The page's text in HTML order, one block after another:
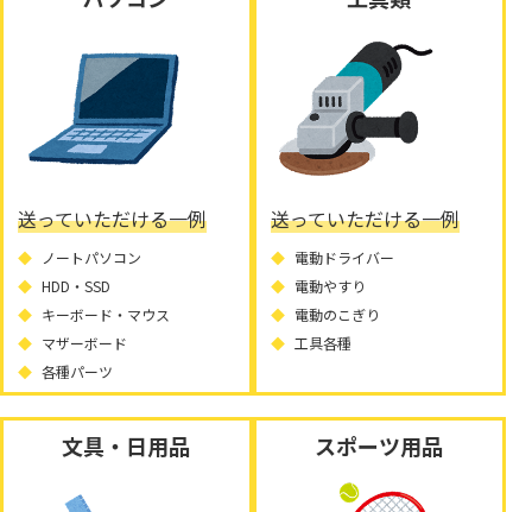
送っていただける一例
ノートパソコン
HDD・SSD
キーボード・マウス
マザーボード
各種パーツ
送っていただける一例
電動ドライバー
電動やすり
電動のこぎり
工具各種
文具・日用品 スポーツ用品